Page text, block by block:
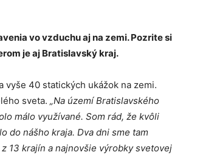
vo vzduchu aj na zemi. Pozrite si
je aj Bratislavský kraj.
vyše 40 statických ukážok na zemi.
sveta. „Na území Bratislavského
málo využívané. Som rád, že kvôli
do nášho kraja. Dva dni sme tam
13 krajín a najnovšie výrobky svetovej